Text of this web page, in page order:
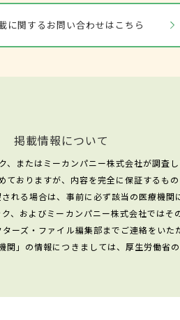
に関するお問い合わせはこちら
掲載情報について
またはミーカンパニー株式会社が調査し
ておりますが、内容を完全に保証するもの
れる場合は、事前に必ず該当の医療機関
、およびミーカンパニー株式会社ではそ
ーズ・ファイル編集部までご連絡をいた
」の情報につきましては、厚生労働省